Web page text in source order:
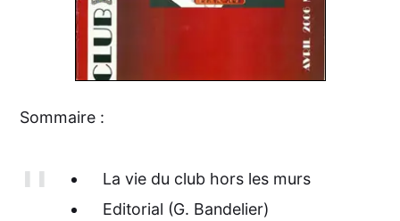
Sommaire :
La vie du club hors les murs
Editorial (G. Bandelier)